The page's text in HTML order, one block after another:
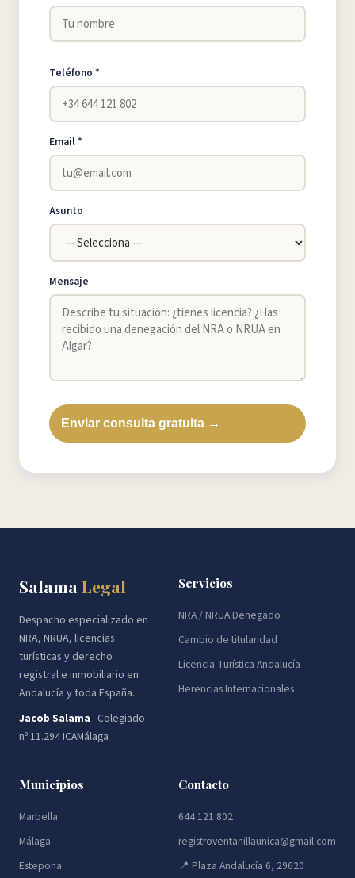
Teléfono *
Email *
Asunto
Mensaje
Enviar consulta gratuita →
Salama Legal
Despacho especializado en
NRA, NRUA, licencias
turísticas y derecho
registral e inmobiliario en
Andalucía y toda España.
Jacob Salama · Colegiado
nº 11.294 ICAMálaga
Servicios
NRA / NRUA Denegado
Cambio de titularidad
Licencia Turística Andalucía
Herencias Internacionales
Municipios
Marbella
Málaga
Estepona
Contacto
644 121 802
registroventanillaunica@gmail.com
📍 Plaza Andalucía 6, 29620